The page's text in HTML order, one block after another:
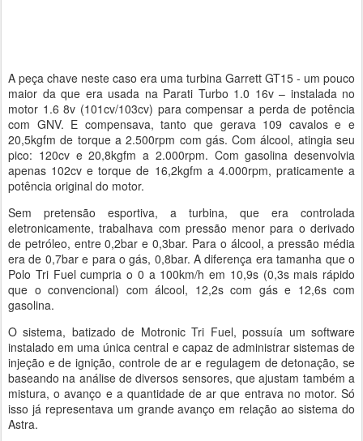
A peça chave neste caso era uma turbina Garrett GT15 - um pouco
maior da que era usada na Parati Turbo 1.0 16v – instalada no
motor 1.6 8v (101cv/103cv) para compensar a perda de potência
com GNV. E compensava, tanto que gerava 109 cavalos e e
20,5kgfm de torque a 2.500rpm com gás. Com álcool, atingia seu
pico: 120cv e 20,8kgfm a 2.000rpm. Com gasolina desenvolvia
apenas 102cv e torque de 16,2kgfm a 4.000rpm, praticamente a
potência original do motor.
Sem pretensão esportiva, a turbina, que era controlada
eletronicamente, trabalhava com pressão menor para o derivado
de petróleo, entre 0,2bar e 0,3bar. Para o álcool, a pressão média
era de 0,7bar e para o gás, 0,8bar. A diferença era tamanha que o
Polo Tri Fuel cumpria o 0 a 100km/h em 10,9s (0,3s mais rápido
que o convencional) com álcool, 12,2s com gás e 12,6s com
gasolina.
O sistema, batizado de Motronic Tri Fuel, possuía um software
instalado em uma única central e capaz de administrar sistemas de
injeção e de ignição, controle de ar e regulagem de detonação, se
baseando na análise de diversos sensores, que ajustam também a
mistura, o avanço e a quantidade de ar que entrava no motor. Só
isso já representava um grande avanço em relação ao sistema do
Astra.